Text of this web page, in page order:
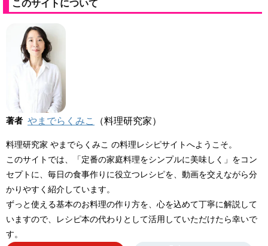
このサイトについて
著者 やまでらくみこ （料理研究家）
料理研究家 やまでらくみこ の料理レシピサイトへようこそ。
このサイトでは、「定番の家庭料理をシンプルに美味しく」をコン
セプトに、毎日の食事作りに役立つレシピを、動画を交えながら分
かりやすく紹介しています。
ずっと使える基本のお料理の作り方を、心を込めて丁寧に解説して
いますので、レシピ本の代わりとして活用していただけたら幸いで
す。